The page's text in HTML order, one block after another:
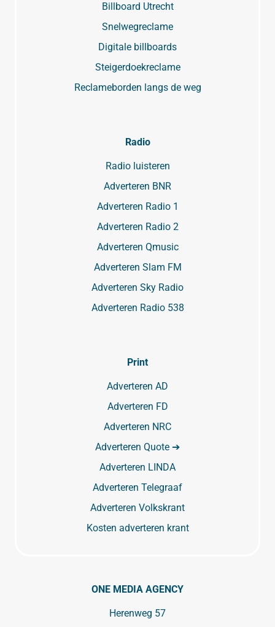
Billboard Utrecht
Snelwegreclame
Digitale billboards
Steigerdoekreclame
Reclameborden langs de weg
Radio
Radio luisteren
Adverteren BNR
Adverteren Radio 1
Adverteren Radio 2
Adverteren Qmusic
Adverteren Slam FM
Adverteren Sky Radio
Adverteren Radio 538
Print
Adverteren AD
Adverteren FD
Adverteren NRC
Adverteren Quote ➔
Adverteren LINDA
Adverteren Telegraaf
Adverteren Volkskrant
Kosten adverteren krant
ONE MEDIA AGENCY
Herenweg 57